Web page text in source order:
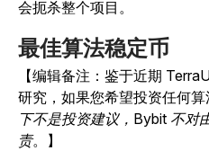
会扼杀整个项目。
最佳算法稳定币
【编辑备注：鉴于近期
研究，如果您希望投资任何算
下不是投资建议，Bybit 不对
责。】